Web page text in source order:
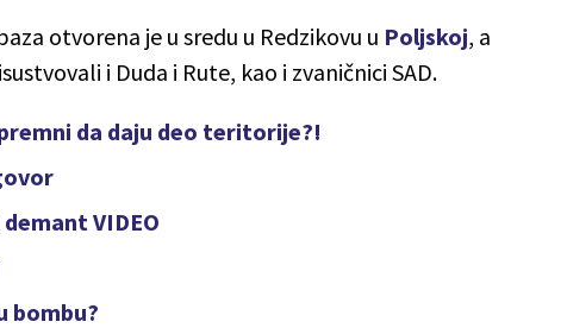
otvorena je u sredu u Redzikovu u Poljskoj, a
i Duda i Rute, kao i zvaničnici SAD.
da daju deo teritorije?!
VIDEO
bombu?